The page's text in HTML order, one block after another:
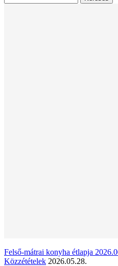
Felső-mátrai konyha étlapja
Közzétételek 2026.05.28.